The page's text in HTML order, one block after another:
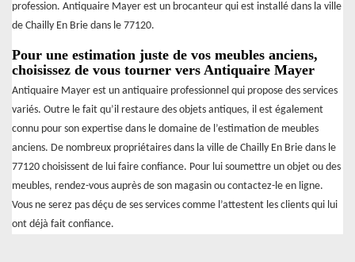
profession. Antiquaire Mayer est un brocanteur qui est installé dans la ville
de Chailly En Brie dans le 77120.
Pour une estimation juste de vos meubles anciens,
choisissez de vous tourner vers Antiquaire Mayer
Antiquaire Mayer est un antiquaire professionnel qui propose des services
variés. Outre le fait qu’il restaure des objets antiques, il est également
connu pour son expertise dans le domaine de l’estimation de meubles
anciens. De nombreux propriétaires dans la ville de Chailly En Brie dans le
77120 choisissent de lui faire confiance. Pour lui soumettre un objet ou des
meubles, rendez-vous auprès de son magasin ou contactez-le en ligne.
Vous ne serez pas déçu de ses services comme l’attestent les clients qui lui
ont déjà fait confiance.